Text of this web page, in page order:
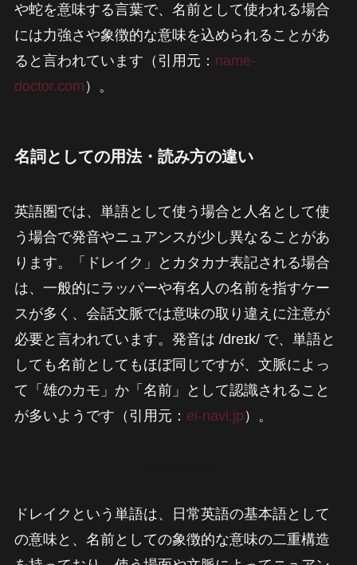
や蛇を意味する言葉で、名前として使われる場合
には力強さや象徴的な意味を込められることがあ
ると言われています（引用元： name-
doctor.com ）。
名詞としての用法・読み方の違い
英語圏では、単語として使う場合と人名として使
う場合で発音やニュアンスが少し異なることがあ
ります。「ドレイク」とカタカナ表記される場合
は、一般的にラッパーや有名人の名前を指すケー
スが多く、会話文脈では意味の取り違えに注意が
必要と言われています。発音は /dreɪk/ で、単語と
しても名前としてもほぼ同じですが、文脈によっ
て「雄のカモ」か「名前」として認識されること
が多いようです（引用元： ei-navi.jp ）。
ドレイクという単語は、日常英語の基本語として
の意味と、名前としての象徴的な意味の二重構造